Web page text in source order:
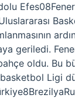
geriledi.
oldu. Bu
Ligi